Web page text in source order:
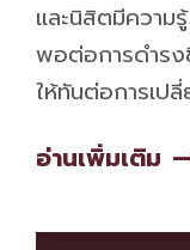
และนิสิตมีความ
พอต่อการดำร
ให้ทันต่อการเป
อ่านเพิ่มเติม